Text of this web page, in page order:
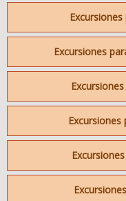
Excursiones
Excursiones